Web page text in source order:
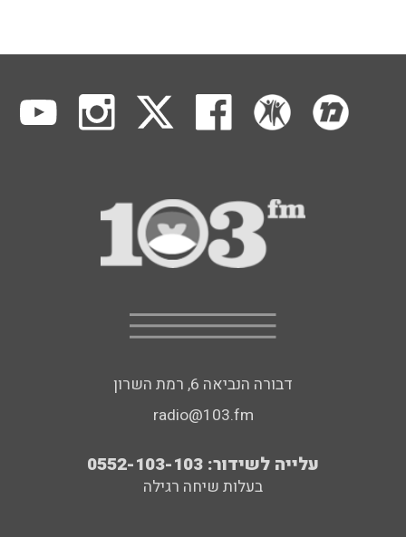
דבורה הנביאה 6, רמת השרון
radio@103.fm
עלייה לשידור: 0552-103-103
בעלות שיחה רגילה